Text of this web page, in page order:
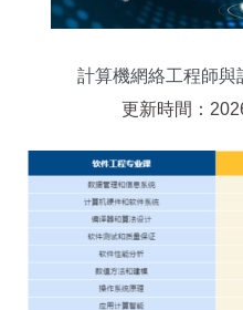
計算機網絡工程師與
更新時間：